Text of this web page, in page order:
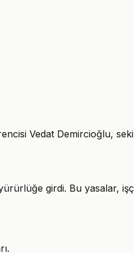
Vedat Demircioğlu,
girdi. Bu yasalar,